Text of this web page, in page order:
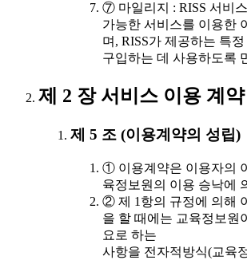
⑦ 마일리지 : RISS 서비
가능한 서비스를 이용한
며, RISS가 제공하는 특
구입하는 데 사용하도록
제 2 장 서비스 이용 계약
제 5 조 (이용계약의 성립)
① 이용계약은 이용자의
육정보원의 이용 승낙에
② 제 1항의 규정에 의해
을 할 때에는 교육정보원
요로 하는
사항을 전자적방식(교육